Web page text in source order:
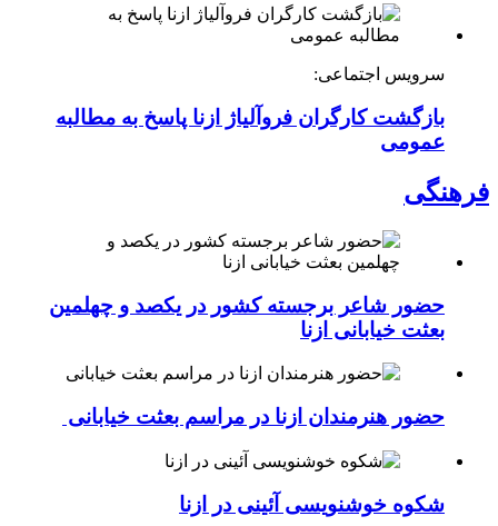
سرویس اجتماعی:
بازگشت کارگران فروآلیاژ ازنا پاسخ به مطالبه
عمومی
فرهنگی
حضور شاعر برجسته کشور در یکصد و چهلمین
بعثت خیابانی ازنا
حضور هنرمندان ازنا در مراسم بعثت خیابانی
شکوه خوشنویسی آئینی در ازنا